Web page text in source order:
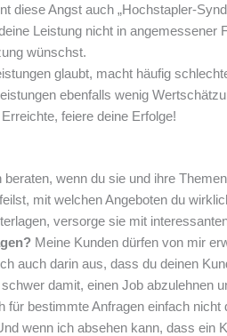
diese Angst auch „Hochstapler-
Leistung nicht in
wünschst.
glaubt, macht häufig
ebenfalls wenig
feiere deine Erfolge!
wenn du sie und ihre
mit welchen Angeboten du
versorge sie mit
Meine Kunden dürfen von mir
auch darin aus, dass du deinen
damit, einen Job abzulehnen
bestimmte Anfragen einfach
wenn ich absehen kann, dass